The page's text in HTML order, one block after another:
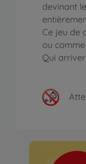
devinant
Ce jeu de
ou
Qui